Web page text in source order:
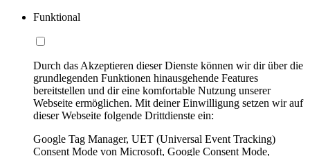
Funktional
Durch das Akzeptieren dieser Dienste können wir dir über die
grundlegenden Funktionen hinausgehende Features
bereitstellen und dir eine komfortable Nutzung unserer
Webseite ermöglichen. Mit deiner Einwilligung setzen wir auf
dieser Webseite folgende Drittdienste ein:
Google Tag Manager, UET (Universal Event Tracking)
Consent Mode von Microsoft, Google Consent Mode,